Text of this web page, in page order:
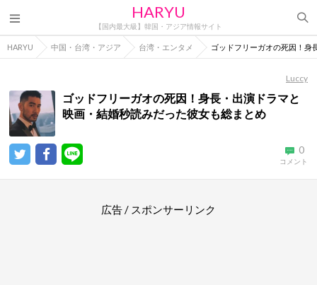
HARYU
【国内最大級】韓国・アジア情報サイト
HARYU 中国・台湾・アジア 台湾・エンタメ ゴッドフリーガオの死因！身
Luccy
ゴッドフリーガオの死因！身長・出演ドラマと
映画・結婚秒読みだった彼女も総まとめ
0
コメント
広告 / スポンサーリンク